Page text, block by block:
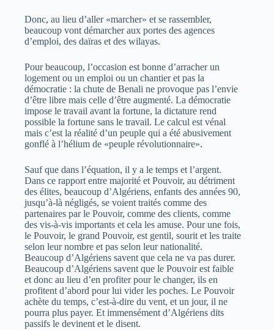
Donc, au lieu d’aller «marcher» et se rassembler,
beaucoup vont démarcher aux portes des agences
d’emploi, des daïras et des wilayas.
Pour beaucoup, l’occasion est bonne d’arracher un
logement ou un emploi ou un chantier et pas la
démocratie : la chute de Benali ne provoque pas l’envie
d’être libre mais celle d’être augmenté. La démocratie
impose le travail avant la fortune, la dictature rend
possible la fortune sans le travail. Le calcul est vénal
mais c’est la réalité d’un peuple qui a été abusivement
gonflé à l’hélium de «peuple révolutionnaire».
Sauf que dans l’équation, il y a le temps et l’argent.
Dans ce rapport entre majorité et Pouvoir, au détriment
des élites, beaucoup d’Algériens, enfants des années 90,
jusqu’à-là négligés, se voient traités comme des
partenaires par le Pouvoir, comme des clients, comme
des vis-à-vis importants et cela les amuse. Pour une fois,
le Pouvoir, le grand Pouvoir, est gentil, sourit et les traite
selon leur nombre et pas selon leur nationalité.
Beaucoup d’Algériens savent que cela ne va pas durer.
Beaucoup d’Algériens savent que le Pouvoir est faible
et donc au lieu d’en profiter pour le changer, ils en
profitent d’abord pour lui vider les poches. Le Pouvoir
achète du temps, c’est-à-dire du vent, et un jour, il ne
pourra plus payer. Et immensément d’Algériens dits
passifs le devinent et le disent.